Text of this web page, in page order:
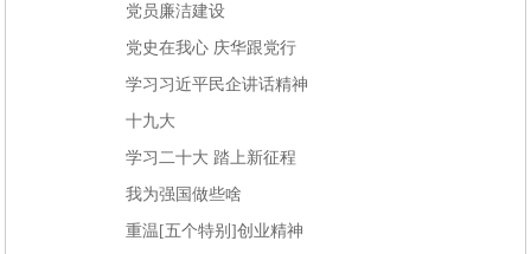
党员廉洁建设
党史在我心 庆华跟党行
学习习近平民企讲话精神
十九大
学习二十大 踏上新征程
我为强国做些啥
重温[五个特别]创业精神